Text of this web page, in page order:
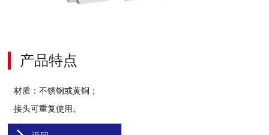
产品特点
材质：不锈钢或黄铜；
接头可重复使用。